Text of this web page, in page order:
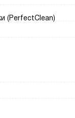
(PerfectClean)